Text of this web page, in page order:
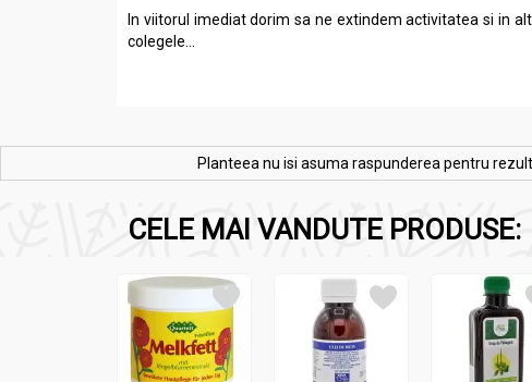
In viitorul imediat dorim sa ne extindem activitatea si in
colegele...
Planteea nu isi asuma raspunderea pentru
CELE MAI VANDUTE PRODUSE: